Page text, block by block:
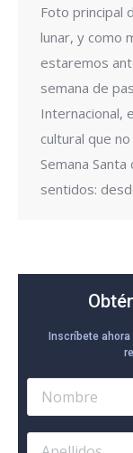
Foto principal
lunar, y como
estaremos
semana de
Internacional,
cultural que
Semana
sentidos:
Inscríbete